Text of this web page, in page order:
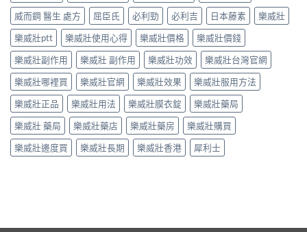
威而鋼 醫生 處方
屈臣氏 必利勁 必利吉 日本藤素
樂威壯
樂威壯ptt
樂威壯使用心得 樂威壯價格
樂威壯價錢
樂威壯副作用
樂威壯 副作用 樂威壯功效
樂威壯台灣官網
樂威壯哪裡買
樂威壯官網 樂威壯效果
樂威壯服用方法
樂威壯正品
樂威壯用法 樂威壯膜衣錠
樂威壯藥局
樂威壯 藥局
樂威壯藥店 樂威壯藥房
樂威壯購買
樂威壯邊度買
樂威壯長期 樂威壯香港 犀利士